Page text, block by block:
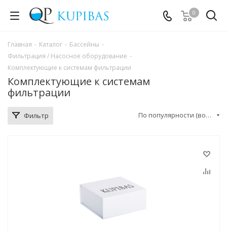
0
Главная - Каталог - Бассейны -
Фильтрация / Насосное оборудование -
Комплектующие к системам фильтрации
Комплектующие к системам
фильтрации
Фильтр По популярности (возрастание)